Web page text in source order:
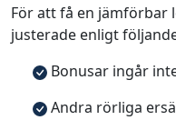
För att få en jämförbar
justerade enligt
Bonusar ingår
Andra rörliga